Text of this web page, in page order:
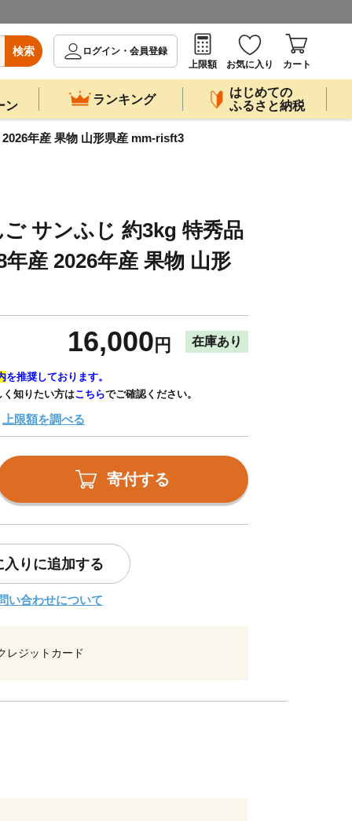
検索
ログイン・会員登録
上限額
お気に入り カート
ン
ランキング
はじめての
ふるさと納税
年産 果物 山形県産 mm-risft3
ご サンふじ 約3kg 特秀品
産 2026年産 果物 山形
16,000 円 在庫あり
を推奨しております。
く知りたい方はこちらでご確認ください。
上限額を調べる
寄付する
入りに追加する
い合わせについて
レジットカード